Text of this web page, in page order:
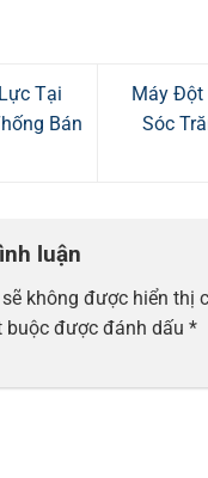
Tại
Bán
Máy Đột
Sóc
luận
không được hiển thị
buộc được đánh dấu *